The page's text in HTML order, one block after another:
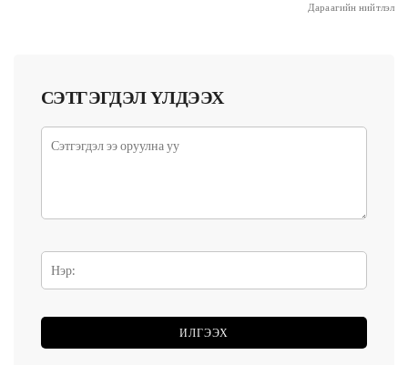
Дараагийн нийтлэл
СЭТГЭГДЭЛ ҮЛДЭЭХ